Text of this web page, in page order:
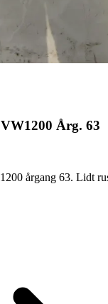
Årg. 63
årgang 63. Lidt